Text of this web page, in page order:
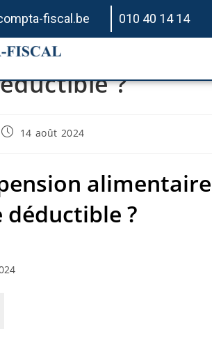
fiscal.be 010 40 14 14
alimentaire
?
14 août 2024
déductible ?